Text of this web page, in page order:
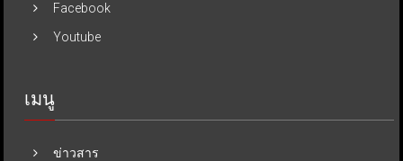
Facebook
Youtube
เมนู
ข่าวสาร